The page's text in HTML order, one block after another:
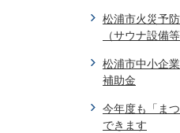
松浦市火災予
（サウナ設備等
松浦市中小企
補助金
今年度も「ま
できます